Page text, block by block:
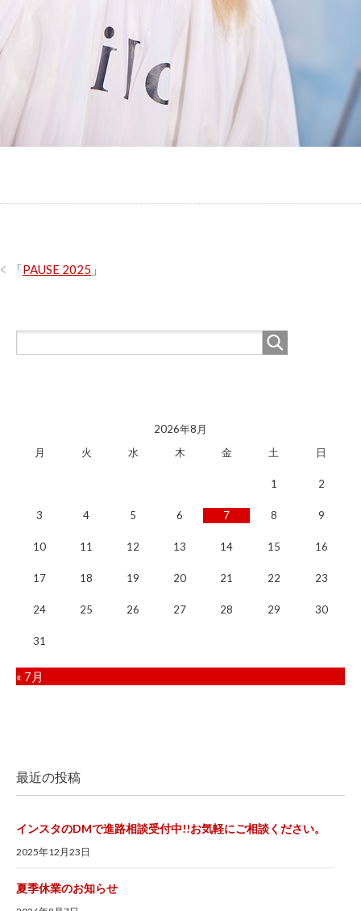
「PAUSE 2025 」
2026年8月
月
火 水 木 金 土 日
1 2
3 4 5 6 7 8 9
10 11 12 13 14 15 16
17 18 19 20 21 22 23
24 25 26 27 28 29 30
31
« 7月
最近の投稿
インスタのDMで進路相談受付中!!お気軽にご相談ください。
2025年12月23日
夏季休業のお知らせ